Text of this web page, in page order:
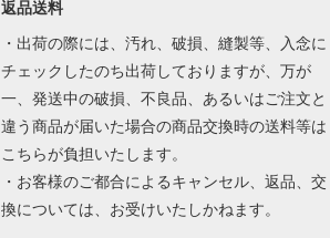
返品送料
・出荷の際には、汚れ、破損、縫製等、入念に
チェックしたのち出荷しておりますが、万が
一、発送中の破損、不良品、あるいはご注文と
違う商品が届いた場合の商品交換時の送料等は
こちらが負担いたします。
・お客様のご都合によるキャンセル、返品、交
換については、お受けいたしかねます。